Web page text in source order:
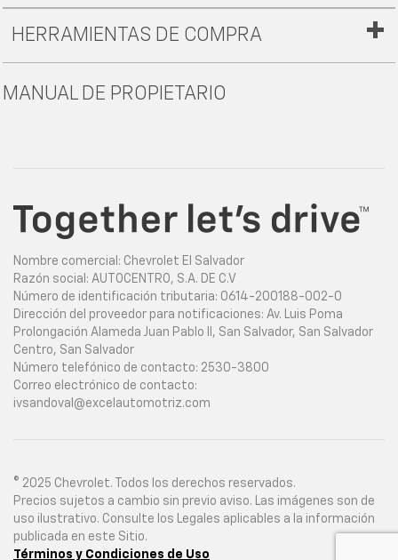
HERRAMIENTAS DE COMPRA
MANUAL DE PROPIETARIO
Nombre comercial: Chevrolet El Salvador
Razón social: AUTOCENTRO, S.A. DE C.V
Número de identificación tributaria: 0614-200188-002-0
Dirección del proveedor para notificaciones: Av. Luis Poma
Prolongación Alameda Juan Pablo II, San Salvador, San Salvador
Centro, San Salvador
Número telefónico de contacto: 2530-3800
Correo electrónico de contacto:
ivsandoval@excelautomotriz.com
© 2025 Chevrolet. Todos los derechos reservados.
Precios sujetos a cambio sin previo aviso. Las imágenes son de
uso ilustrativo. Consulte los Legales aplicables a la información
publicada en este Sitio.
Términos y Condiciones de Uso